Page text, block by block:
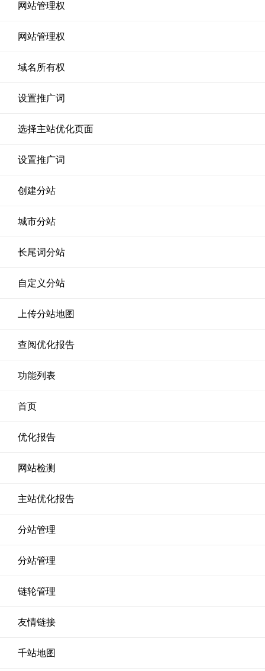
网站管理权
网站管理权
域名所有权
设置推广词
选择主站优化页面
设置推广词
创建分站
城市分站
长尾词分站
自定义分站
上传分站地图
查阅优化报告
功能列表
首页
优化报告
网站检测
主站优化报告
分站管理
分站管理
链轮管理
友情链接
千站地图